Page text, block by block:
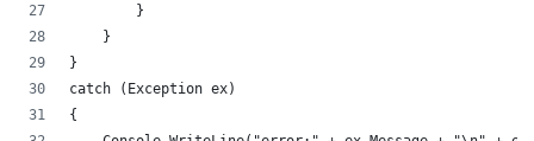
        }
    }
}
catch (Exception ex)
{